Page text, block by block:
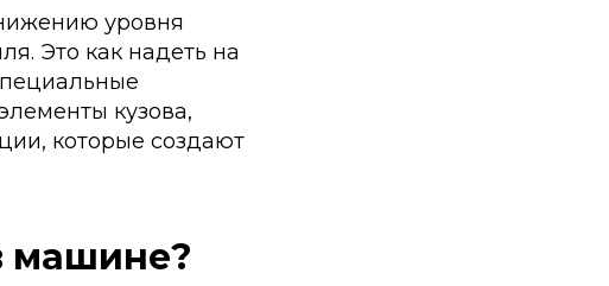
уровня
Это как надеть на
кузова,
которые создают
машине?